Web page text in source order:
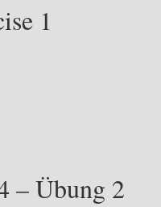
1
– Übung 2